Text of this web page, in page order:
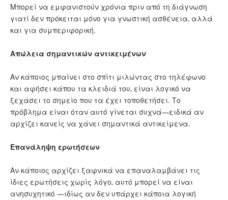
Μπορεί να εμφανιστούν χρόνια πριν από τη διάγνωση
γιατί δεν πρόκειται μόνο για γνωστική ασθένεια, αλλά
και για συμπεριφορική.
Απώλεια σημαντικών αντικειμένων
Αν κάποιος μπαίνει στο σπίτι μιλώντας στο τηλέφωνο
και αφήσει κάπου τα κλειδιά του, είναι λογικό να
ξεχάσει το σημείο που τα έχει τοποθετήσει. Το
πρόβλημα είναι όταν αυτό γίνεται συχνά—ειδικά αν
αρχίζει κανείς να χάνει σημαντικά αντικείμενα.
Επανάληψη ερωτήσεων
Αν κάποιος αρχίζει ξαφνικά να επαναλαμβάνει τις
ίδιες ερωτήσεις χωρίς λόγο, αυτό μπορεί να είναι
ανησυχητικό —ιδίως αν δεν υπάρχει κάποια λογική